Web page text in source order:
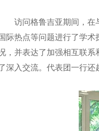
访问格鲁吉亚期间，在与
际热点等问题进行了学
，并表达了加强相互联
深入交流。代表团一行还